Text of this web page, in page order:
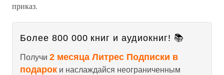
приказ.
Более 800 000 книг и аудиокниг! 📚
Получи 2 месяца Литрес Подписки в
подарок и наслаждайся неограниченным